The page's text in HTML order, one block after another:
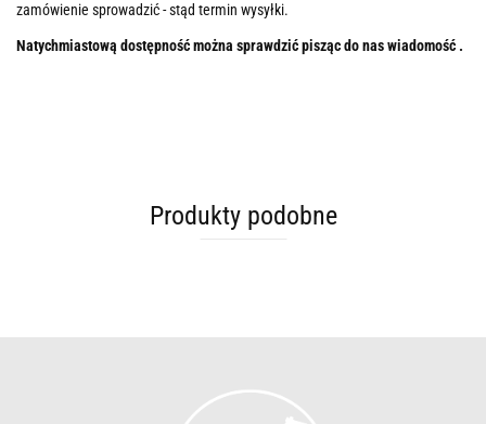
zamówienie sprowadzić - stąd termin wysyłki.
Natychmiastową dostępność można sprawdzić pisząc do nas wiadomość .
Produkty podobne